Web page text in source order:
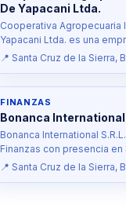
De Yapacani Ltda.
Cooperativa Agropecuaria
Yapacani Ltda. es una
📍 Santa Cruz de la Sierra,
FINANZAS
Bonanca International
Bonanca International
Finanzas con presencia en
📍 Santa Cruz de la Sierra,